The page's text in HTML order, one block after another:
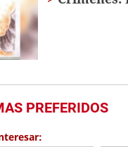
PREFERIDOS